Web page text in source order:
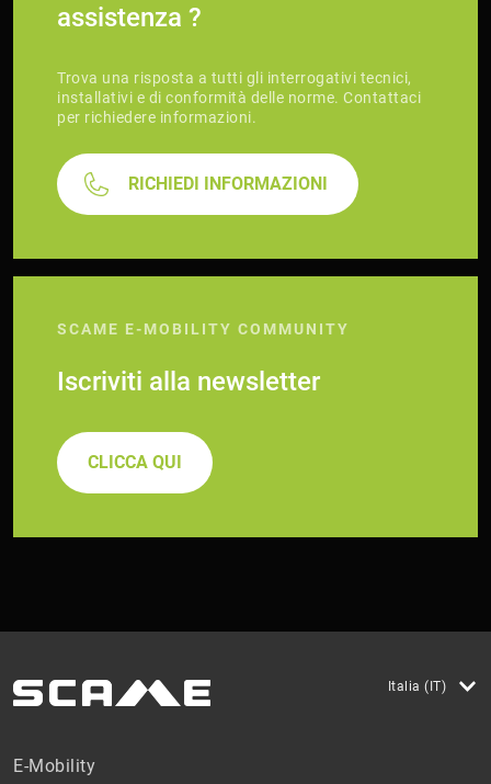
assistenza ?
Trova una risposta a tutti gli interrogativi tecnici,
installativi e di conformità delle norme. Contattaci
per richiedere informazioni.
RICHIEDI INFORMAZIONI
SCAME E-MOBILITY COMMUNITY
Iscriviti alla newsletter
CLICCA QUI
Italia (IT)
E-Mobility